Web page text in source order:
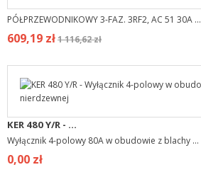
PÓŁPRZEWODNIKOWY 3-FAZ. 3RF2, AC 51 30A ...
609,19 zł1 116,62 zł
KER 480 Y/R - ...
Wyłącznik 4-polowy 80A w obudowie z blachy ...
0,00 zł